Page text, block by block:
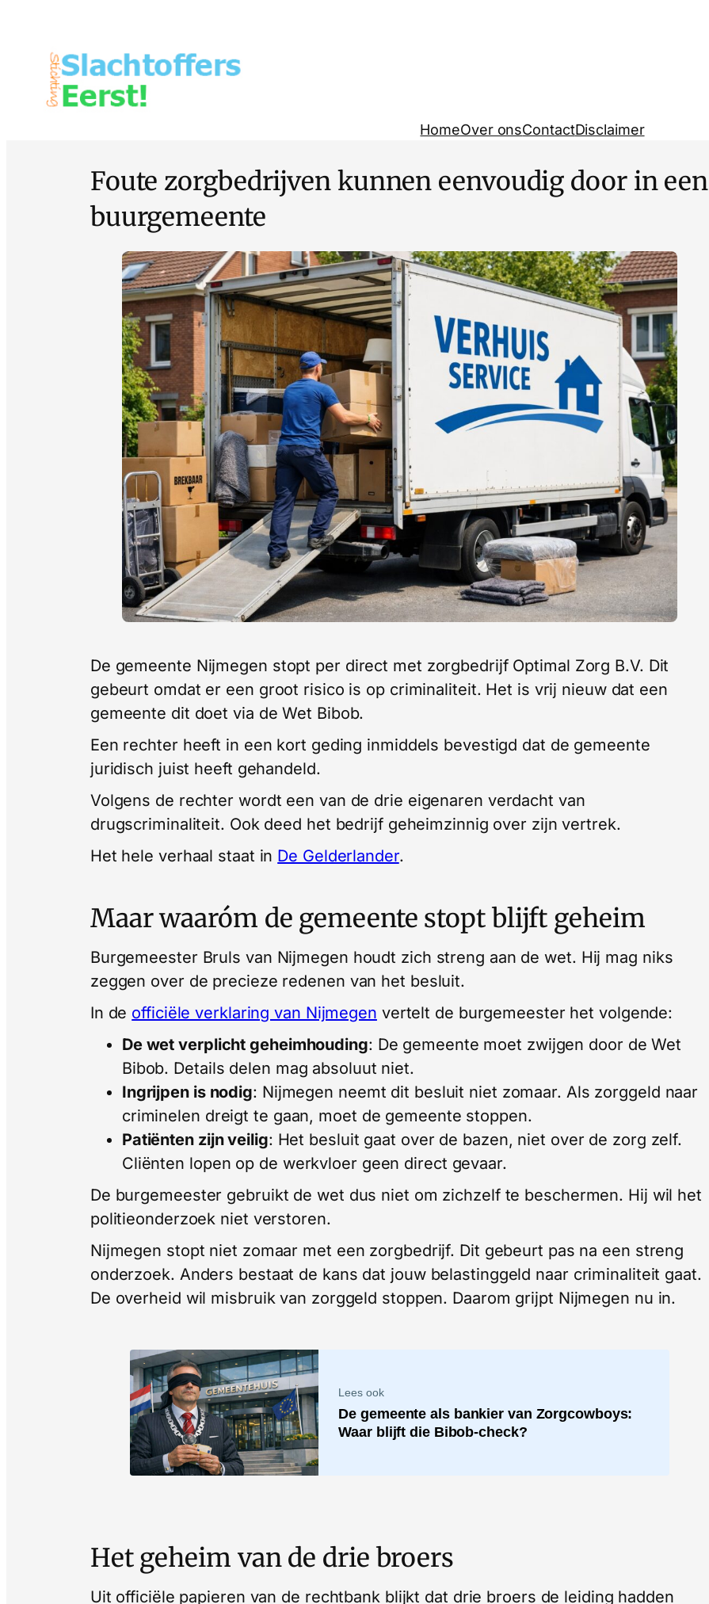
HomeOver onsContactDisclaimer
Foute zorgbedrijven kunnen eenvoudig door in een
buurgemeente
De gemeente Nijmegen stopt per direct met zorgbedrijf Optimal Zorg B.V. Dit
gebeurt omdat er een groot risico is op criminaliteit. Het is vrij nieuw dat een
gemeente dit doet via de Wet Bibob.
Een rechter heeft in een kort geding inmiddels bevestigd dat de gemeente
juridisch juist heeft gehandeld.
Volgens de rechter wordt een van de drie eigenaren verdacht van
drugscriminaliteit. Ook deed het bedrijf geheimzinnig over zijn vertrek.
Het hele verhaal staat in De Gelderlander.
Maar waaróm de gemeente stopt blijft geheim
Burgemeester Bruls van Nijmegen houdt zich streng aan de wet. Hij mag niks
zeggen over de precieze redenen van het besluit.
In de officiële verklaring van Nijmegen vertelt de burgemeester het volgende:
De wet verplicht geheimhouding: De gemeente moet zwijgen door de Wet
Bibob. Details delen mag absoluut niet.
Ingrijpen is nodig: Nijmegen neemt dit besluit niet zomaar. Als zorggeld naar
criminelen dreigt te gaan, moet de gemeente stoppen.
Patiënten zijn veilig: Het besluit gaat over de bazen, niet over de zorg zelf.
Cliënten lopen op de werkvloer geen direct gevaar.
De burgemeester gebruikt de wet dus niet om zichzelf te beschermen. Hij wil het
politieonderzoek niet verstoren.
Nijmegen stopt niet zomaar met een zorgbedrijf. Dit gebeurt pas na een streng
onderzoek. Anders bestaat de kans dat jouw belastinggeld naar criminaliteit gaat.
De overheid wil misbruik van zorggeld stoppen. Daarom grijpt Nijmegen nu in.
Lees ook
De gemeente als bankier van Zorgcowboys:
Waar blijft die Bibob-check?
Het geheim van de drie broers
Uit officiële papieren van de rechtbank blijkt dat drie broers de leiding hadden